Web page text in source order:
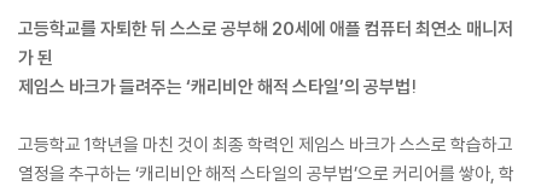
고등학교를 자퇴한 뒤 스스로 공부해 20세에 애플 컴퓨터 최연소 매니저
가 된
제임스 바크가 들려주는 ‘캐리비안 해적 스타일’의 공부법!
고등학교 1학년을 마친 것이 최종 학력인 제임스 바크가 스스로 학습하고
열정을 추구하는 ‘캐리비안 해적 스타일의 공부법’으로 커리어를 쌓아, 학